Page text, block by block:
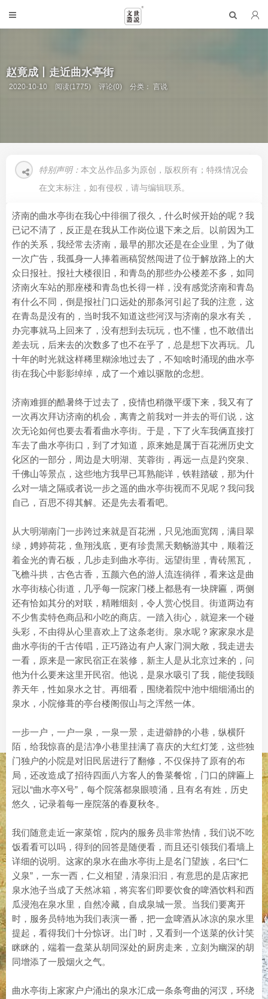
赵竟成丨走近曲水亭街
2020-10-10 阅读(1775) 评论(0) 分类：言说
特别声明： 本文丛作品多为原创，版权所有；特殊情况会
在文末标注，如有侵权，请与编辑联系。
济南的曲水亭街在我心中徘徊了很久，什么时候开始的呢？我
已记不清了，反正是在我从工作岗位退下来之后。以前因为工
作的关系，我经常去济南，最早的那次还是在企业里，为了做
一次广告，我孤身一人捧着画稿贸然闯进了位于解放路上的大
众日报社。报社大楼很旧，和青岛的那些办公楼差不多，如同
济南火车站的那座楼和青岛也长得一样，没有感觉济南和青岛
有什么不同，倒是报社门口远处的那条河引起了我的注意，这
在青岛是没有的，当时我不知道这些河汊与济南的泉水有关，
办完事就马上回来了，没有想到去玩玩，也不懂，也不敢借出
差去玩，后来去的次数多了也不在乎了，总是想下次再玩。几
十年的时光就这样稀里糊涂地过去了，不知啥时涌现的曲水亭
街在我心中影影绰绰，成了一个难以驱散的念想。
济南难捱的酷暑终于过去了，疫情也稍微平缓下来，我又有了
一次再次拜访济南的机会，离青之前我对一并去的哥们说，这
次无论如何也要去看看曲水亭街。于是，下了火车我俩直接打
车去了曲水亭街口，到了才知道，原来她是属于百花洲历史文
化区的一部分，周边是大明湖、芙蓉街，再远一点是趵突泉、
千佛山等景点，这些地方我早已耳熟能详，铁鞋踏破，那为什
么对一墙之隔或者说一步之遥的曲水亭街视而不见呢？我问我
自己，百思不得其解。还是先去看看吧。
从大明湖南门一步跨过来就是百花洲，只见池面宽阔，满目翠
绿，娉婷荷花，鱼翔浅底，更有珍贵黑天鹅畅游其中，顺着泛
着金光的青石板，几步走到曲水亭街。远望街里，青砖黑瓦，
飞檐斗拱，古色古香，五颜六色的游人流连徜徉，看来这是曲
水亭街核心街道，几乎每一院家门楼上都悬有一块牌匾，两侧
还有恰如其分的对联，精雕细刻，令人赏心悦目。街道两边有
不少售卖特色商品和小吃的商店。一踏入街心，就迎来一个碰
头彩，不由得从心里喜欢上了这条老街。泉水呢？家家泉水是
曲水亭街的千古传唱，正巧路边有户人家门洞大敞，我走进去
一看，原来是一家民宿正在装修，新主人是从北京过来的，问
他为什么要来这里开民宿。他说，是泉水吸引了我，能使我颐
养天年，性如泉水之甘。再细看，围绕着院中池中细细涌出的
泉水，小院修葺的亭台楼阁假山与之浑然一体。
一步一户，一户一泉，一泉一景，走进僻静的小巷，纵横阡
陌，给我惊喜的是洁净小巷里挂满了喜庆的大红灯笼，这些独
门独户的小院是对旧民居进行了翻修，不仅保持了原有的布
局，还改造成了招待四面八方客人的鲁菜餐馆，门口的牌匾上
冠以“曲水亭X号”，每个院落都泉眼喷涌，且有名有姓，历史
悠久，记录着每一座院落的春夏秋冬。
我们随意走近一家菜馆，院内的服务员非常热情，我们说不吃
饭看看可以吗，得到的回答是随便看，而且还引领我们看墙上
详细的说明。这家的泉水在曲水亭街上是名门望族，名曰“仁
义泉”，一东一西，仁义相望，清泉汩汩，有意思的是店家把
泉水池子当成了天然冰箱，将宾客们即要饮食的啤酒饮料和西
瓜浸泡在泉水里，自然冷藏，自成泉城一景。当我们要离开
时，服务员特地为我们表演一番，把一盒啤酒从冰凉的泉水里
提起，看得我们十分惊讶。出门时，又看到一个送菜的伙计笑
眯眯的，端着一盘菜从胡同深处的厨房走来，立刻为幽深的胡
同增添了一股烟火之气。
曲水亭街上家家户户涌出的泉水汇成一条条弯曲的河汊，环绕